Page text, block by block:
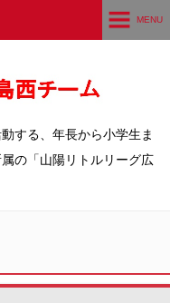
する、年長から小学生ま
の「山陽リトルリーグ広
MENU